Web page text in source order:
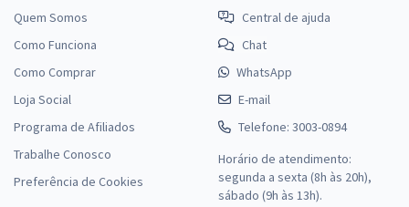
Quem Somos
Como Funciona
Como Comprar
Loja Social
Programa de Afiliados
Trabalhe Conosco
Preferência de Cookies
Central de ajuda
Chat
WhatsApp
E-mail
Telefone: 3003-0894
Horário de atendimento:
segunda a sexta (8h às 20h),
sábado (9h às 13h).